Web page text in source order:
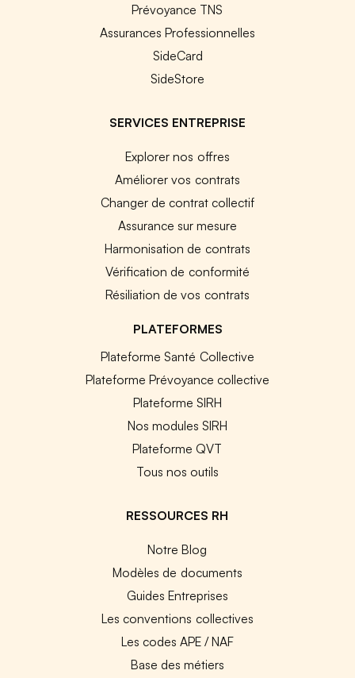
Prévoyance TNS
Assurances Professionnelles
SideCard
SideStore
SERVICES ENTREPRISE
Explorer nos offres
Améliorer vos contrats
Changer de contrat collectif
Assurance sur mesure
Harmonisation de contrats
Vérification de conformité
Résiliation de vos contrats
PLATEFORMES
Plateforme Santé Collective
Plateforme Prévoyance collective
Plateforme SIRH
Nos modules SIRH
Plateforme QVT
Tous nos outils
RESSOURCES RH
Notre Blog
Modèles de documents
Guides Entreprises
Les conventions collectives
Les codes APE / NAF
Base des métiers